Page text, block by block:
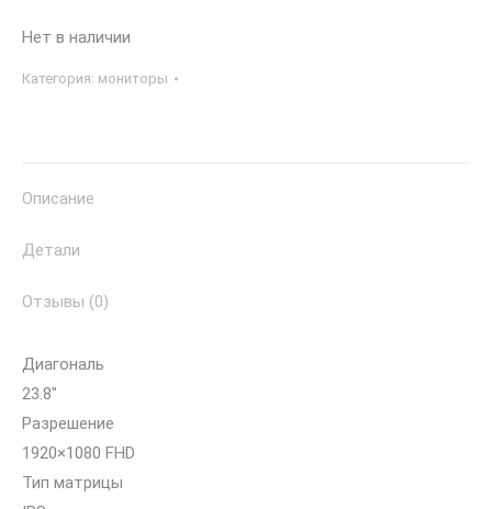
Нет в наличии
Категория: мониторы
Описание
Детали
Отзывы (0)
Диагональ
23.8″
Разрешение
1920×1080 FHD
Тип матрицы